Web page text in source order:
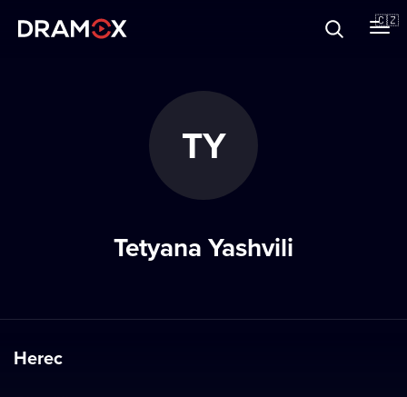
🇨🇿
TY
Tetyana Yashvili
Herec